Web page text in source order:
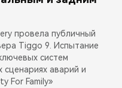
провела публичный
Tiggo 9. Испытание
систем
аварий и
For Family»